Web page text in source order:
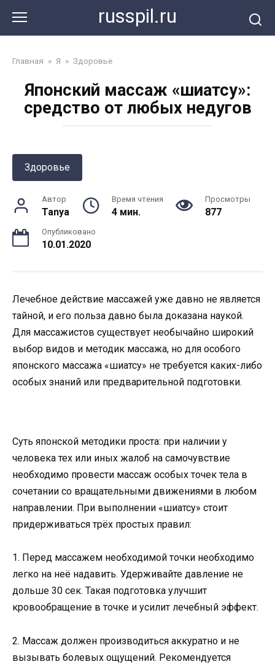
контенту
russpil.ru
Главная » Я » Здоровье
Японский массаж «шиатсу»:
средство от любых недугов
Здоровье
Автор
Tanya
Время чтения
4 мин.
Просмотры
877
Опубликовано
10.01.2020
Лечебное действие массажей уже давно не является
тайной, и его польза давно была доказана наукой.
Для массажистов существует необычайно широкий
выбор видов и методик массажа, но для особого
японского массажа «шиатсу» не требуется каких-либо
особых знаний или предварительной подготовки.
Суть японской методики проста: при наличии у
человека тех или иных жалоб на самочувствие
необходимо провести массаж особых точек тела в
сочетании со вращательными движениями в любом
направлении. При выполнении «шиатсу» стоит
придерживаться трёх простых правил:
1. Перед массажем необходимой точки необходимо
легко на неё надавить. Удерживайте давление не
дольше 30 сек. Такая подготовка улучшит
кровообращение в точке и усилит лечебный эффект.
2. Массаж должен производиться аккуратно и не
вызывать болевых ощущений. Рекомендуется